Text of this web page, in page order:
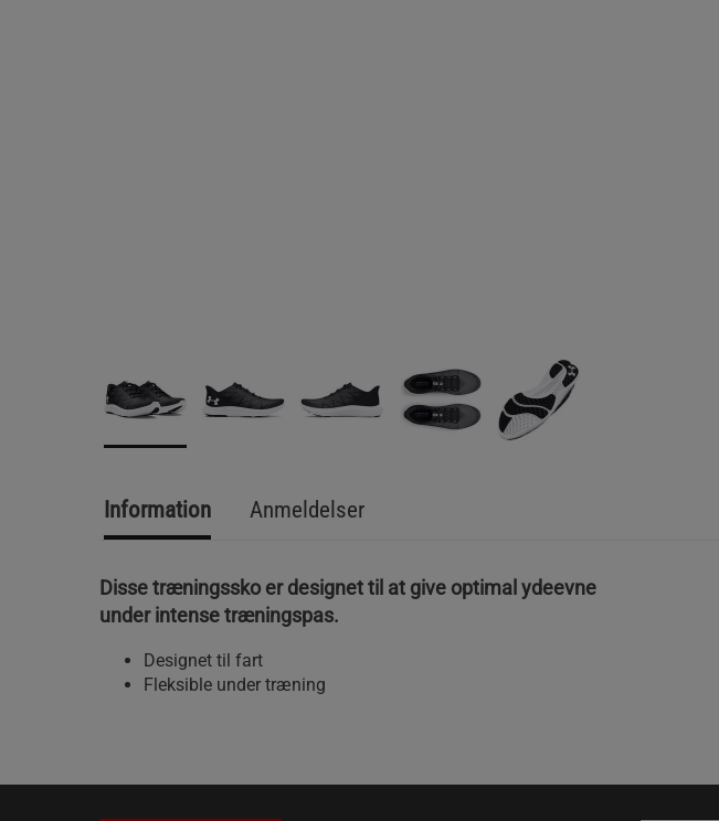
Information Anmeldelser
Disse træningssko er designet til at give optimal ydeevne
under intense træningspas.
Designet til fart
Fleksible under træning